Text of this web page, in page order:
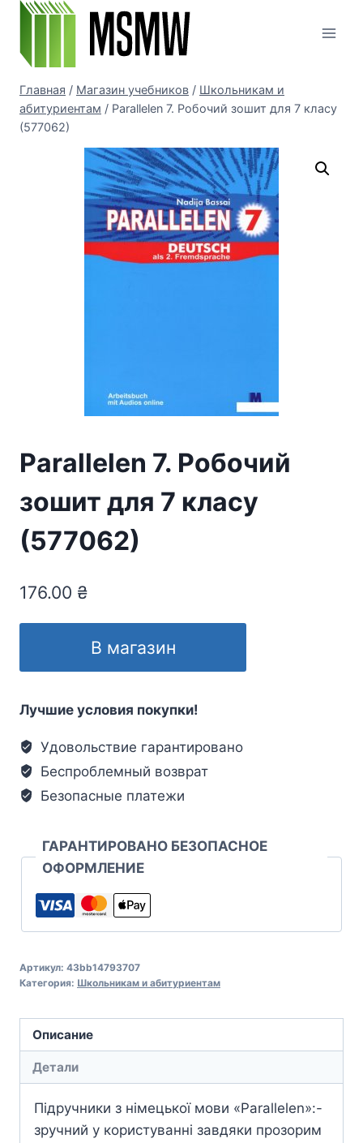
Перейти
содержимому
Главная / Магазин учебников / Школьникам и
абитуриентам / Parallelen 7. Робочий зошит для 7 класу
(577062)
Parallelen 7. Робочий
зошит для 7 класу
(577062)
176.00 ₴
В магазин
Лучшие условия покупки!
Удовольствие гарантировано
Беспроблемный возврат
Безопасные платежи
ГАРАНТИРОВАНО БЕЗОПАСНОЕ
ОФОРМЛЕНИЕ
Артикул: 43bb14793707
Категория: Школьникам и абитуриентам
Описание
Детали
Підручники з німецької мови «Parallelen»:-
зручний у користуванні завдяки прозорим